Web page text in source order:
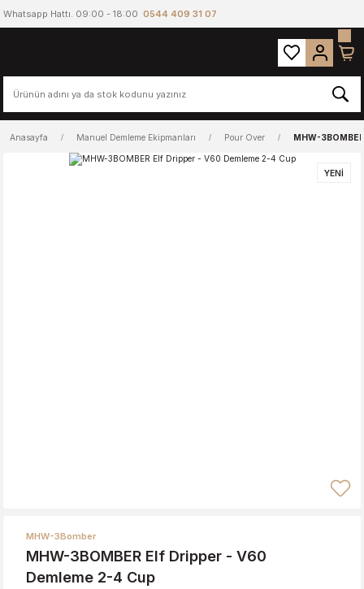
Whatsapp Hattı. 09:00 - 18:00 0544 409 31 07
Anasayfa Manuel Demleme Ekipmanları Pour Over MHW-
YENİ
MHW-3Bomber
MHW-3BOMBER Elf Dripper - V60
Demleme 2-4 Cup